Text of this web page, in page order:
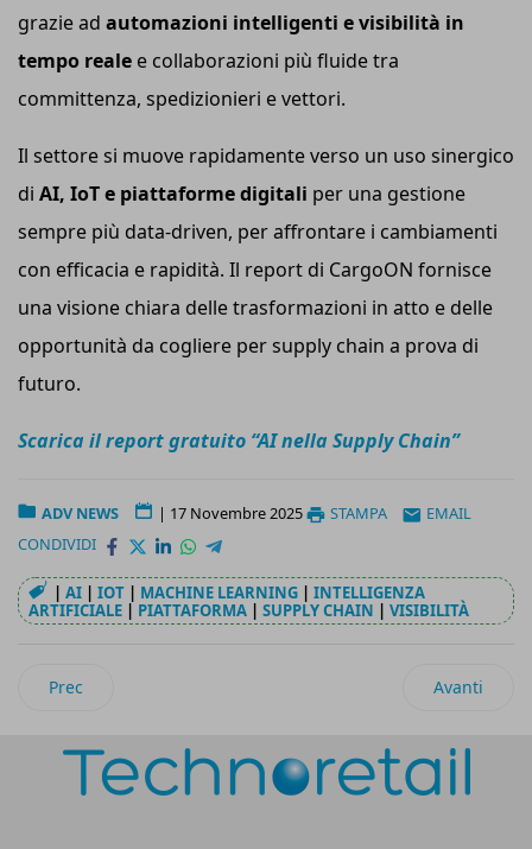
grazie ad automazioni intelligenti e visibilità in
tempo reale e collaborazioni più fluide tra
committenza, spedizionieri e vettori.
Il settore si muove rapidamente verso un uso sinergico
di AI, IoT e piattaforme digitali per una gestione
sempre più data-driven, per affrontare i cambiamenti
con efficacia e rapidità. Il report di CargoON fornisce
una visione chiara delle trasformazioni in atto e delle
opportunità da cogliere per supply chain a prova di
futuro.
Scarica il report gratuito “AI nella Supply Chain”
ADV NEWS | 17 Novembre 2025 STAMPA
EMAIL
CONDIVIDI
| AI | IOT | MACHINE LEARNING | INTELLIGENZA
ARTIFICIALE | PIATTAFORMA | SUPPLY CHAIN | VISIBILITÀ
Articolo precedente: Microlog porta il people tracking in Gdo
Prec Articolo
Avanti